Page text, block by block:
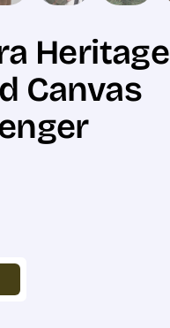
Heritage
Canvas